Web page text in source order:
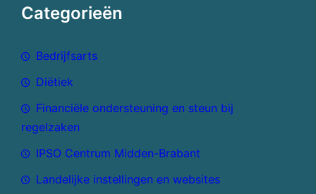
Categorieën
Bedrijfsarts
Diëtiek
Financiële ondersteuning en steun bij
regelzaken
IPSO Centrum Midden-Brabant
Landelijke instellingen en websites